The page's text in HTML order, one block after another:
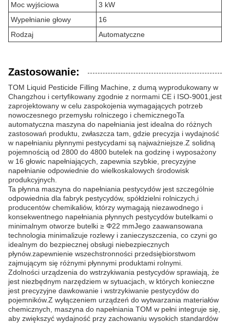
Moc wyjściowa
3 kW
Wypełnianie głowy
16
Rodzaj
Automatyczne
Zastosowanie:
TOM Liquid Pesticide Filling Machine, z dumą wyprodukowany w
Changzhou i certyfikowany zgodnie z normami CE i ISO-9001,jest
zaprojektowany w celu zaspokojenia wymagających potrzeb
nowoczesnego przemysłu rolniczego i chemicznegoTa
automatyczna maszyna do napełniania jest idealna do różnych
zastosowań produktu, zwłaszcza tam, gdzie precyzja i wydajność
w napełnianiu płynnymi pestycydami są najważniejsze.Z solidną
pojemnością od 2800 do 4800 butelek na godzinę i wyposażony
w 16 głowic napełniających, zapewnia szybkie, precyzyjne
napełnianie odpowiednie do wielkoskalowych środowisk
produkcyjnych.
Ta płynna maszyna do napełniania pestycydów jest szczególnie
odpowiednia dla fabryk pestycydów, spółdzielni rolniczych,i
producentów chemikaliów, którzy wymagają niezawodnego i
konsekwentnego napełniania płynnych pestycydów butelkami o
minimalnym otworze butelki ≥ Φ22 mmJego zaawansowana
technologia minimalizuje rozlewy i zanieczyszczenia, co czyni go
idealnym do bezpiecznej obsługi niebezpiecznych
płynów.zapewnienie wszechstronności przedsiębiorstwom
zajmującym się różnymi płynnymi produktami rolnymi.
Zdolności urządzenia do wstrzykiwania pestycydów sprawiają, że
jest niezbędnym narzędziem w sytuacjach, w których konieczne
jest precyzyjne dawkowanie i wstrzykiwanie pestycydów do
pojemników.Z wyłączeniem urządzeń do wytwarzania materiałów
chemicznych, maszyna do napełniania TOM w pełni integruje się,
aby zwiększyć wydajność przy zachowaniu wysokich standardów